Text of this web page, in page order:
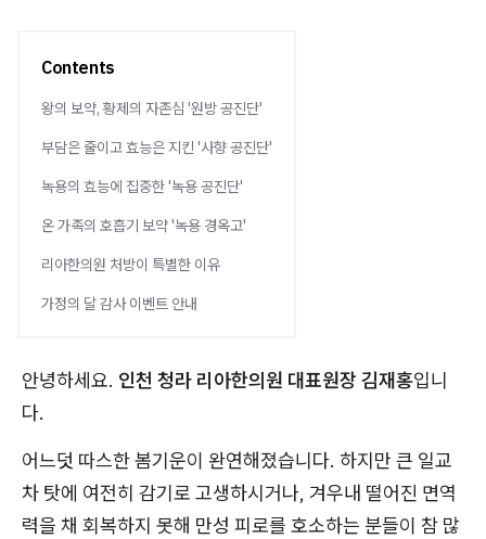
Contents
왕의 보약, 황제의 자존심 '원방 공진단'
부담은 줄이고 효능은 지킨 '사향 공진단'
녹용의 효능에 집중한 '녹용 공진단'
온 가족의 호흡기 보약 '녹용 경옥고'
리아한의원 처방이 특별한 이유
가정의 달 감사 이벤트 안내
안녕하세요. 인천 청라 리아한의원 대표원장 김재홍입니
다.
어느덧 따스한 봄기운이 완연해졌습니다. 하지만 큰 일교
차 탓에 여전히 감기로 고생하시거나, 겨우내 떨어진 면역
력을 채 회복하지 못해 만성 피로를 호소하는 분들이 참 많